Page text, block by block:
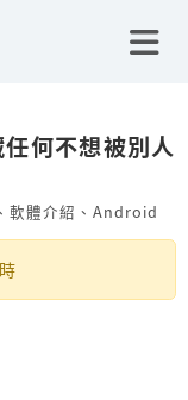
何不想被別人
軟體介紹 、 Android